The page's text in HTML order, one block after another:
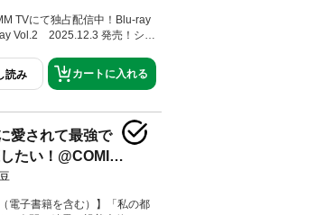
TVにて独占配信中！Blu-ray
籍を含む）親バカな兄と幼い
望のコミカライズ第7巻！描き
！揉めごとが起こっていると
て来た鳳蝶【あげは】。そこ
【パピヨン】の商品には女
性冒険者・晴の姿があった。
う誤解を解きながら話を聞い
の下着を作ることに！そうし
読み カートに入れる
愛されて最強で
たい！@COMIC